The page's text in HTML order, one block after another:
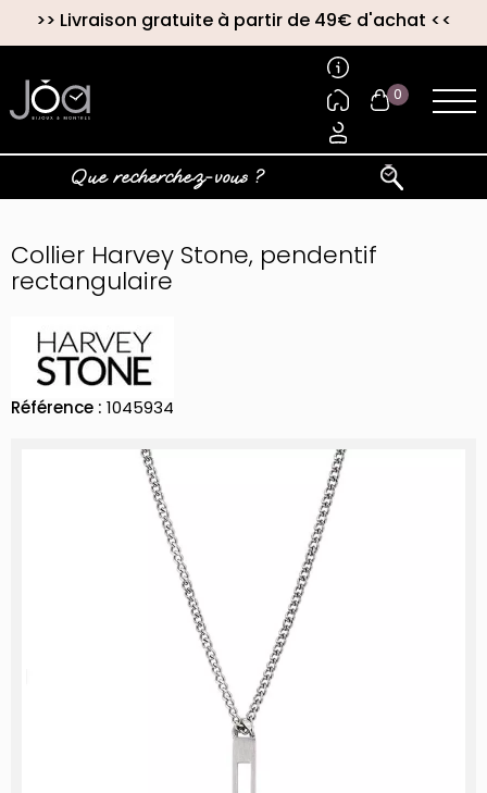
>> Livraison gratuite à partir de 49€ d'achat <<
0
Collier Harvey Stone, pendentif
rectangulaire
Référence : 1045934